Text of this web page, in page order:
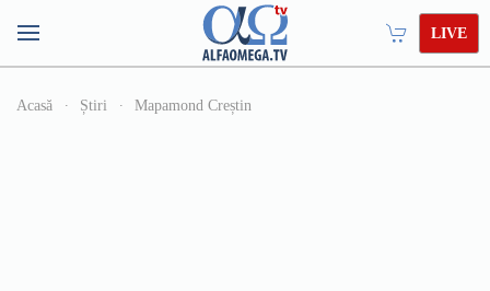
LIVE
Acasă Știri Mapamond Creștin